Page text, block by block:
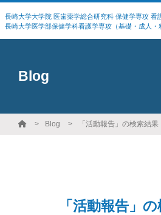
長崎大学大学院 医歯薬学総合研究科 保健学専攻 看
長崎大学医学部保健学科看護学専攻（基礎・成人・
Blog
Blog 「活動報告」の検索結果
「活動報告」